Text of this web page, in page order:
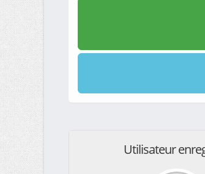
Utilisateur